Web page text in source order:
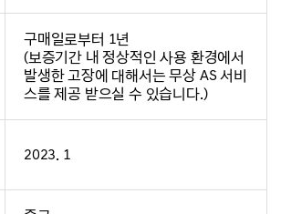
구매일로부터 1년
(보증기간 내 정상적인 사용 환경에서
발생한 고장에 대해서는 무상 AS 서비
스를 제공 받으실 수 있습니다.)
2023. 1